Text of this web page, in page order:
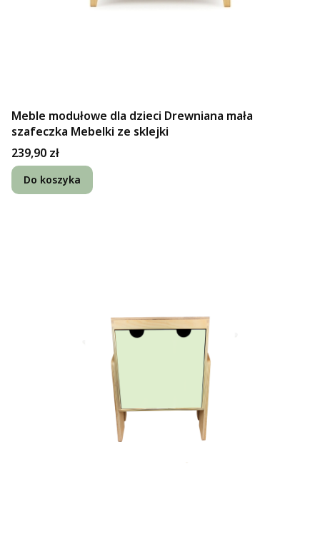
Meble modułowe dla dzieci Drewniana mała
szafeczka Mebelki ze sklejki
Cena
239,90 zł
Do koszyka